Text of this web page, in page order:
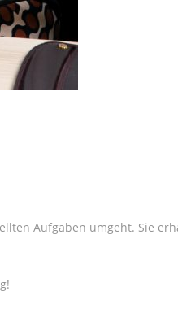
Aufgaben umgeht. Sie